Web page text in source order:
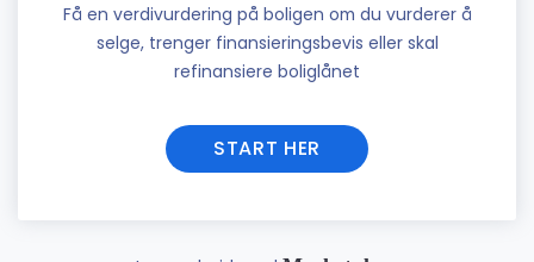
Få en verdivurdering på boligen om du vurderer å
selge, trenger finansieringsbevis eller skal
refinansiere boliglånet
START HER